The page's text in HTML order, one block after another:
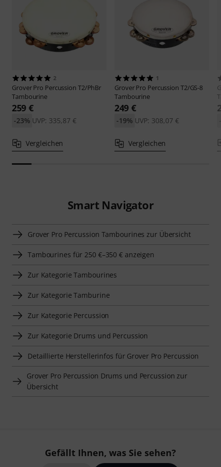
2
Grover Pro Percussion T2/PhBr
Tambourine
259 €
UVP: 335,87 €
-23%
Vergleichen
1
Grover Pro Percussion T2/GS-8
Tambourine
249 €
UVP: 308,07 €
-19%
Vergleichen
Smart Navigator
Grover Pro Percussion Tambourines zur Übersicht
Tambourines für 250 €–350 € anzeigen
Zur Kategorie Tambourines
Zur Kategorie Tamburine
Zur Kategorie Percussion
Zur Kategorie Drums und Percussion
Detaillierte Herstellerinfos für Grover Pro Percussion
Grover Pro Percussion Drums und Percussion zur
Übersicht
Gefällt Ihnen, was Sie sehen?